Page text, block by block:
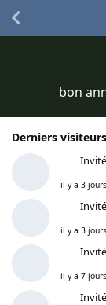
bon
Derniers visiteurs
Invité
il y a 3 jours
Invité
il y a 3 jours
Invité
il y a 7 jours
Invité